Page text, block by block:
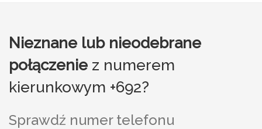
Nieznane lub nieodebrane
połączenie z numerem
kierunkowym +692?
Sprawdź numer telefonu